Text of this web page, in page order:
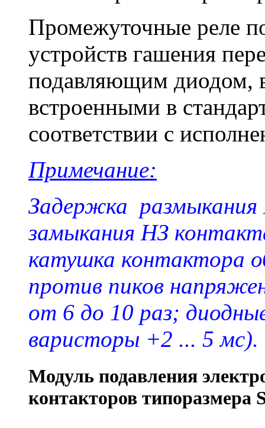
Промежуточные реле
устройств гашения
подавляющим диодом,
встроенными в
соответствии с
Примечание:
Задержка
замыкания НЗ
катушка контактора
против пиков
от 6 до 10 раз;
варисторы +2 ... 5 мс).
Модуль подавления
контакторов типоразмера